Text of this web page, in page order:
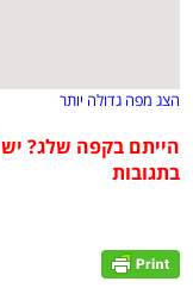
הצג מפה גדולה יותר
הייתם בקפה שלג?
בתגובות